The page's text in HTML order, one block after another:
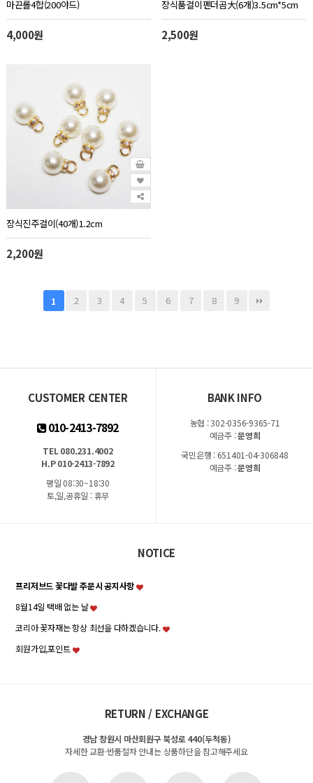
마끈롤4합(200야드)
4,000원
장식품걸이펜더곰大(6개)3.5cm*5cm
2,500원
장식진주걸이(40개)1.2cm
2,200원
1 2 3 4 5 6 7 8 9
CUSTOMER CENTER
010-2413-7892
TEL 080.231.4002
H.P 010-2413-7892
평일 08:30~18:30
토,일,공휴일 : 휴무
BANK INFO
농협 : 302-0356-9365-71
예금주 :문영희
국민은행 : 651401-04-306848
예금주 :문영희
NOTICE
프리저브드 꽃다발 주문시 공지사항
8월14일 택배 없는 날
코리아 꽃자재는 항상 최선을 다하겠습니다.
회원가입,포인트
RETURN / EXCHANGE
경남 창원시 마산회원구 북성로 440(두척동)
자세한 교환·반품절차 안내는 상품하단을 참고해주세요